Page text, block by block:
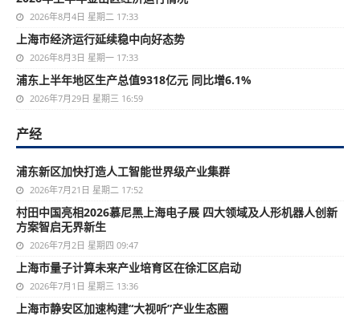
2026年8月4日 星期二 17:33
上海市经济运行延续稳中向好态势
2026年8月3日 星期一 17:33
浦东上半年地区生产总值9318亿元 同比增6.1%
2026年7月29日 星期三 16:59
产经
浦东新区加快打造人工智能世界级产业集群
2026年7月21日 星期二 17:52
村田中国亮相2026慕尼黑上海电子展 四大领域及人形机器人创新
方案智启无界新生
2026年7月2日 星期四 09:47
上海市量子计算未来产业培育区在徐汇区启动
2026年7月1日 星期三 13:36
上海市静安区加速构建“大视听”产业生态圈